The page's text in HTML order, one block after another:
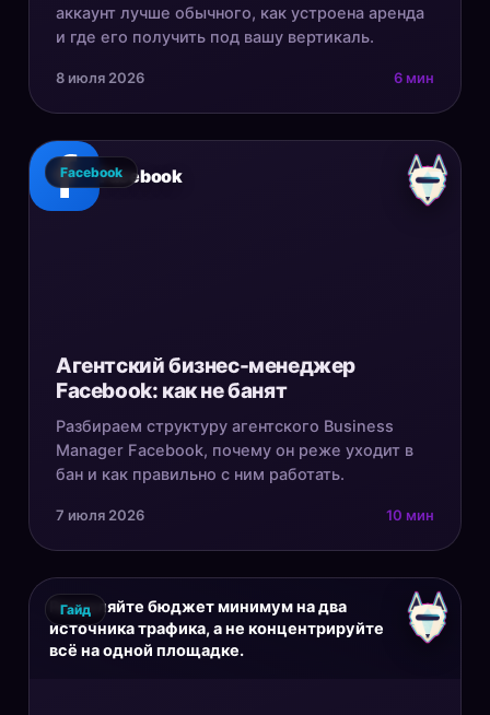
аккаунт лучше обычного, как устроена аренда
и где его получить под вашу вертикаль.
8 июля 2026 6 мин
Facebook
Facebook
Агентский бизнес-менеджер
Facebook: как не банят
Разбираем структуру агентского Business
Manager Facebook, почему он реже уходит в
бан и как правильно с ним работать.
7 июля 2026 10 мин
Разделяйте бюджет минимум на два
источника трафика, а не концентрируйте
всё на одной площадке.
Гайд